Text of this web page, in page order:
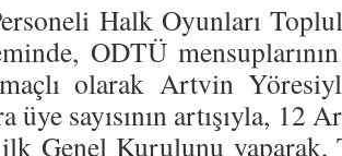
Halk Oyunları
ODTÜ
olarak Artvin
üye sayısının artışıyla, 12
Genel Kurulunu